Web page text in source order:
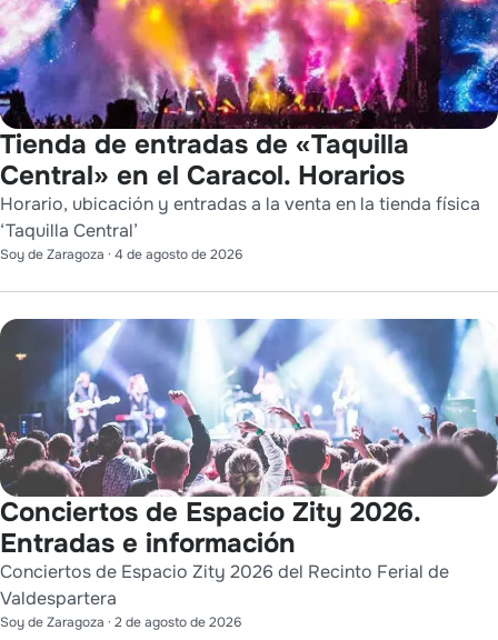
Tienda de entradas de «Taquilla
Central» en el Caracol. Horarios
Horario, ubicación y entradas a la venta en la tienda física
‘Taquilla Central’
Soy de Zaragoza · 4 de agosto de 2026
Conciertos de Espacio Zity 2026.
Entradas e información
Conciertos de Espacio Zity 2026 del Recinto Ferial de
Valdespartera
Soy de Zaragoza · 2 de agosto de 2026